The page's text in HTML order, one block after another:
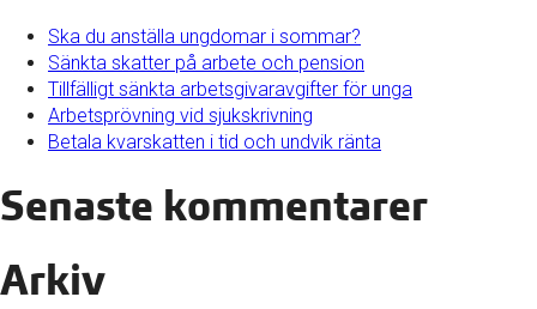
Ska du anställa ungdomar i sommar?
Sänkta skatter på arbete och pension
Tillfälligt sänkta arbetsgivaravgifter för unga
Arbetsprövning vid sjukskrivning
Betala kvarskatten i tid och undvik ränta
Senaste kommentarer
Arkiv